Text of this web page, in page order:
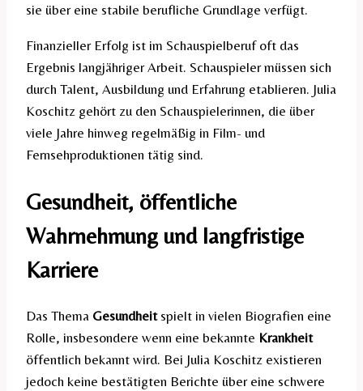
sie über eine stabile berufliche Grundlage verfügt.
Finanzieller Erfolg ist im Schauspielberuf oft das
Ergebnis langjähriger Arbeit. Schauspieler müssen sich
durch Talent, Ausbildung und Erfahrung etablieren. Julia
Koschitz gehört zu den Schauspielerinnen, die über
viele Jahre hinweg regelmäßig in Film- und
Fernsehproduktionen tätig sind.
Gesundheit, öffentliche
Wahrnehmung und langfristige
Karriere
Das Thema Gesundheitspielt in vielen Biografien eine
Rolle, insbesondere wenn eine bekannte Krankheit
öffentlich bekannt wird. Bei Julia Koschitz existieren
jedoch keine bestätigten Berichte über eine schwere